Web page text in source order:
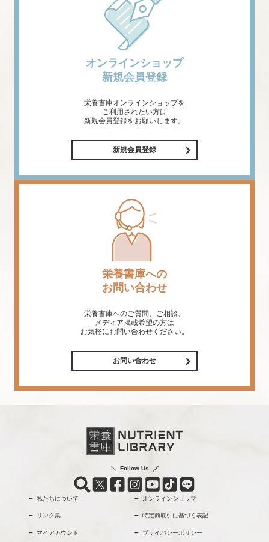
オンラインショップ
新規会員登録
栄養書庫オンラインショップを
ご利用されたい方は
新規会員登録をお願いします。
新規会員登録
栄養書庫への
お問い合わせ
栄養書庫へのご質問、ご相談、
メディア掲載希望の方は
お気軽にお問い合わせください。
お問い合わせ
Follow Us
私たちについて オンラインショップ
リンク集 特定商取引に基づく表記
マイアカウント プライバシーポリシー